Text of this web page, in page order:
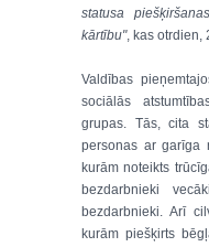
statusa
kārtību", kas otrdien,
Valdības
sociālās
grupas. Tās, cita
personas ar garīga
kurām noteikts
bezdarbnieki
bezdarbnieki. Arī
kurām piešķirts